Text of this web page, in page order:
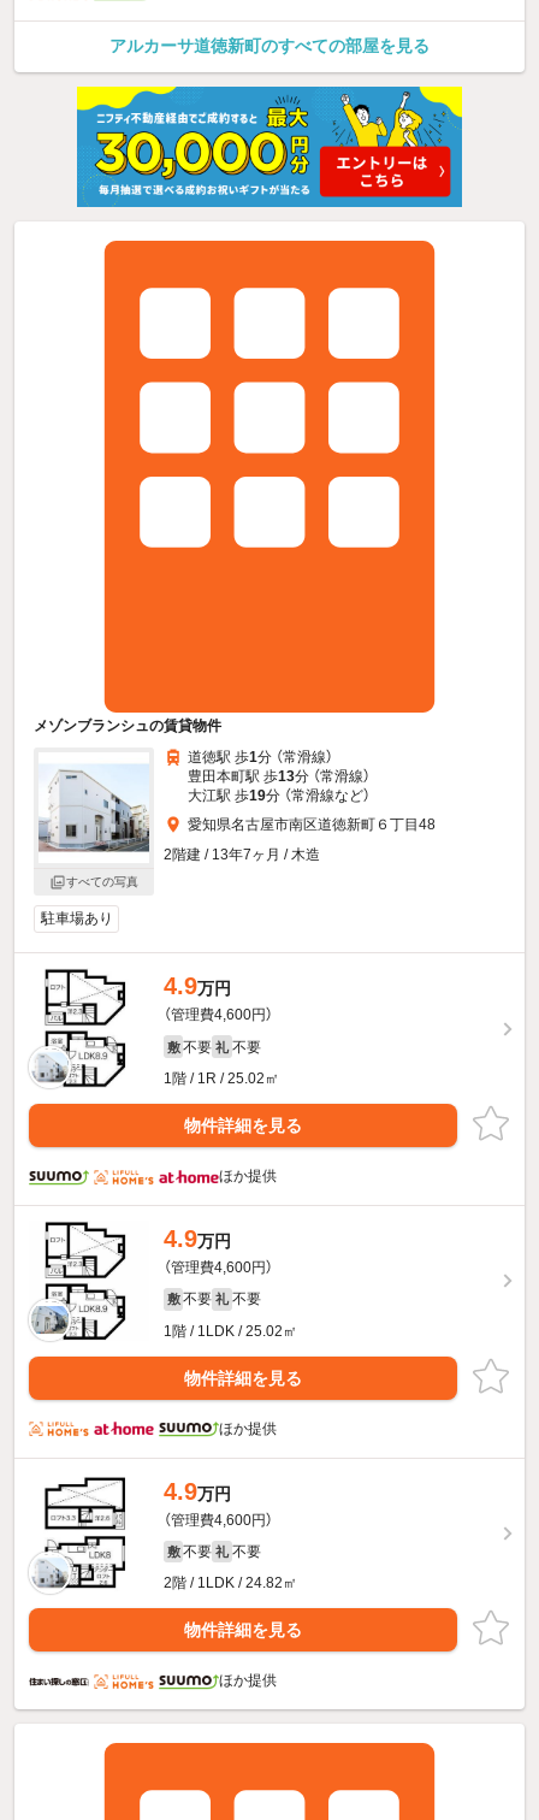
アルカーサ道徳新町のすべての部屋を見る
メゾンブランシュの賃貸物件
すべての写真
道徳駅 歩1分 （常滑線）
豊田本町駅 歩13分 （常滑線）
大江駅 歩19分 （常滑線など）
愛知県名古屋市南区道徳新町６丁目48
2階建 / 13年7ヶ月 / 木造
駐車場あり
4.9万円
（管理費4,600円）
敷 不要 礼 不要
1階 / 1R / 25.02㎡
物件詳細を見る
ほか提供
4.9万円
（管理費4,600円）
敷 不要 礼 不要
1階 / 1LDK / 25.02㎡
物件詳細を見る
ほか提供
4.9万円
（管理費4,600円）
敷 不要 礼 不要
2階 / 1LDK / 24.82㎡
物件詳細を見る
ほか提供